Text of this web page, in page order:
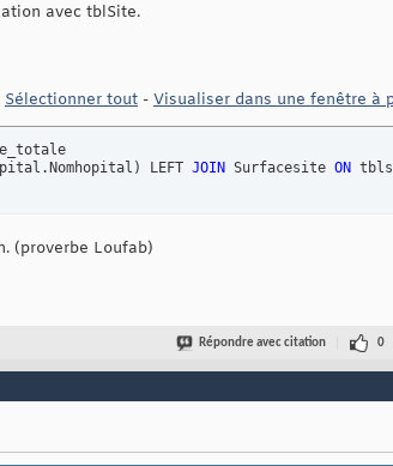
avec tblSite.
Sélectionner tout - Visualiser dans une fenêtre à
) LEFT JOIN Surfacesite ON
(proverbe Loufab)
Répondre avec citation 0